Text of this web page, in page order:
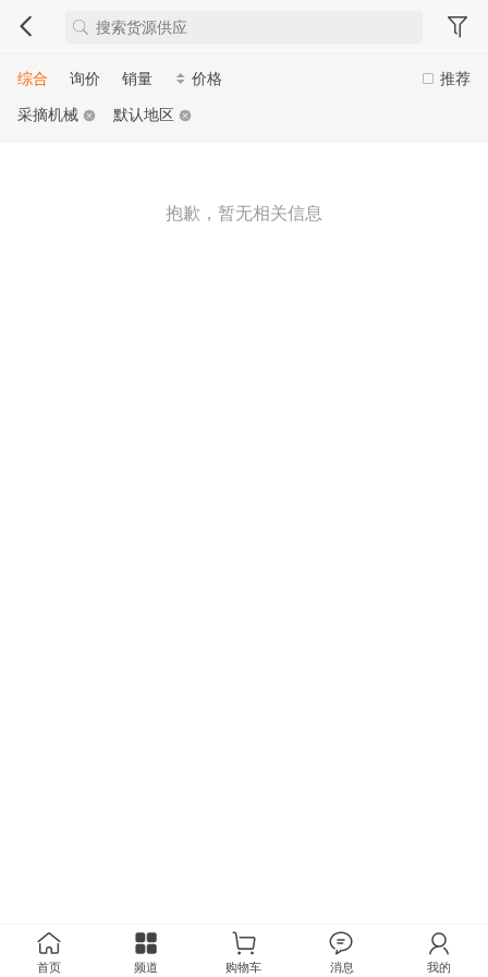
推荐
综合 询价 销量
价格
采摘机械
默认地区
抱歉，暂无相关信息
首页 频道 购物车 消息 我的